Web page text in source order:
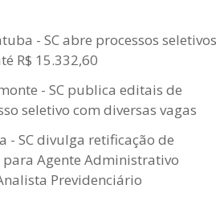
- SC abre processos seletivos
R$ 15.332,60
- SC publica editais de
seletivo com diversas vagas
- SC divulga retificação de
Agente Administrativo
Previdenciário